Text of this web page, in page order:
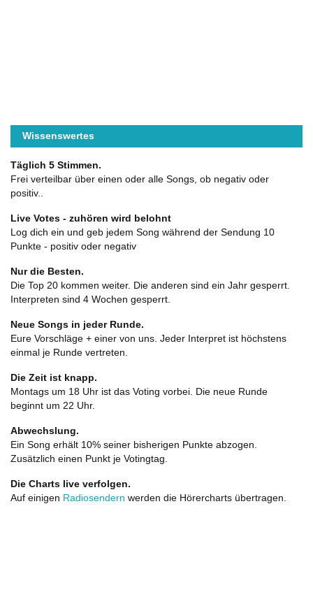
Wissenswertes
Täglich 5 Stimmen.
Frei verteilbar über einen oder alle Songs, ob negativ oder
positiv..
Live Votes - zuhören wird belohnt
Log dich ein und geb jedem Song während der Sendung 10
Punkte - positiv oder negativ
Nur die Besten.
Die Top 20 kommen weiter. Die anderen sind ein Jahr gesperrt.
Interpreten sind 4 Wochen gesperrt.
Neue Songs in jeder Runde.
Eure Vorschläge + einer von uns. Jeder Interpret ist höchstens
einmal je Runde vertreten.
Die Zeit ist knapp.
Montags um 18 Uhr ist das Voting vorbei. Die neue Runde
beginnt um 22 Uhr.
Abwechslung.
Ein Song erhält 10% seiner bisherigen Punkte abzogen.
Zusätzlich einen Punkt je Votingtag.
Die Charts live verfolgen.
Auf einigen Radiosendern werden die Hörercharts übertragen.